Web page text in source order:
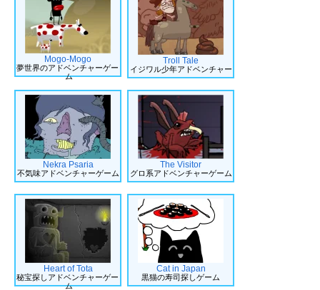
Mogo-Mogo
夢世界のアドベンチャーゲー
ム
Troll Tale
イジワル少年アドベンチャー
Nekra Psaria
不気味アドベンチャーゲーム
The Visitor
グロ系アドベンチャーゲーム
Heart of Tota
秘宝探しアドベンチャーゲー
ム
Cat in Japan
黒猫の寿司探しゲーム